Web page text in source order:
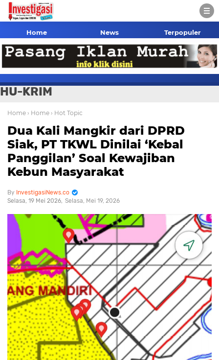
Home News Terpopuler
HU-KRIM
Home › Home › Hot Topic
Dua Kali Mangkir dari DPRD
Siak, PT TKWL Dinilai ‘Kebal
Panggilan’ Soal Kewajiban
Kebun Masyarakat
InvestigasiNews.co
Selasa, 19 Mei 2026 Selasa, Mei 19, 2026